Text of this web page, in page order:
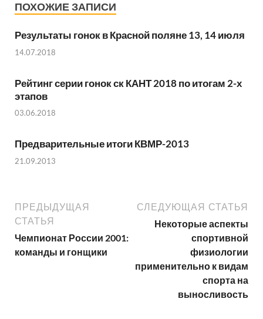
ПОХОЖИЕ ЗАПИСИ
Результаты гонок в Красной поляне 13, 14 июля
14.07.2018
Рейтинг серии гонок ск КАНТ 2018 по итогам 2-х
этапов
03.06.2018
Предварительные итоги КВМР-2013
21.09.2013
ПРЕДЫДУЩАЯ
СТАТЬЯ
Чемпионат России 2001:
команды и гонщики
СЛЕДУЮЩАЯ СТАТЬЯ
Некоторые аспекты
спортивной
физиологии
применительно к видам
спорта на
выносливость